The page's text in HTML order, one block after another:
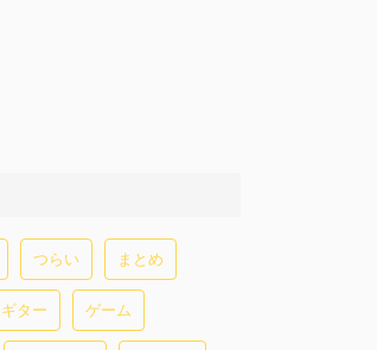
つらい まとめ
ギター ゲーム